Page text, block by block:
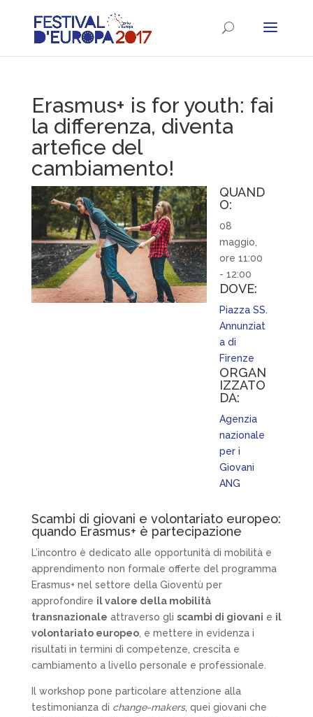
Erasmus+ is for youth: fai
la differenza, diventa
artefice del
cambiamento!
QUAND
O:
08
maggio,
ore 11:00
- 12:00
DOVE:
Piazza SS.
Annunziat
a di
Firenze
ORGAN
IZZATO
DA:
Agenzia
nazionale
per i
Giovani
ANG
Scambi di giovani e volontariato europeo:
quando Erasmus+ è partecipazione
L’incontro è dedicato alle opportunità di mobilità e
apprendimento non formale offerte del programma
Erasmus+ nel settore della Gioventù per
approfondire il valore della mobilità
transnazionale attraverso gli scambi di giovani e il
volontariato europeo, e mettere in evidenza i
risultati in termini di competenze, crescita e
cambiamento a livello personale e professionale.
Il workshop pone particolare attenzione alla
testimonianza di change-makers, quei giovani che